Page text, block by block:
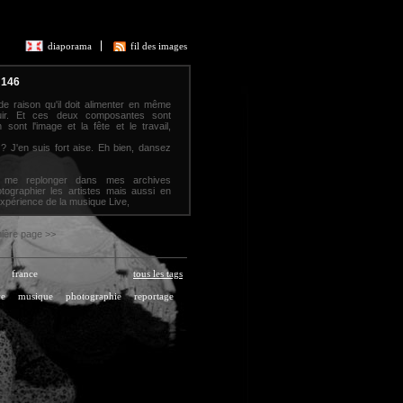
fil des images
diaporama
raison qu'il doit alimenter en même
Et ces deux composantes sont
sont l'image et la fête et le travail,
J'en suis fort aise. Eh bien, dansez
replonger dans mes archives
les artistes mais aussi en
de la musique Live,
à l’immersion totale dans une
un langage sans frontière que
messes que l’on nomme tour à
embrasse. Hervé ALL
page >>
tous les tags
france
musique photographie reportage